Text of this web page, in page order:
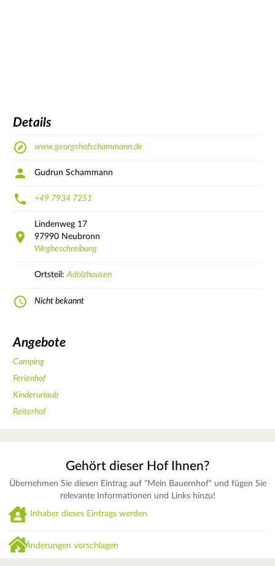
Details
www.georgshofschammann.de
Gudrun Schammann
+49 7934 7251
Lindenweg 17
97990 Neubronn
Wegbeschreibung
Ortsteil:Adolzhausen
Nicht bekannt
Angebote
Camping
Ferienhof
Kinderurlaub
Reiterhof
Gehört dieser Hof Ihnen?
Übernehmen Sie diesen Eintrag auf "Mein Bauernhof" und fügen Sie
relevante Informationen und Links hinzu!
Inhaber dieses Eintrags werden
Änderungen vorschlagen